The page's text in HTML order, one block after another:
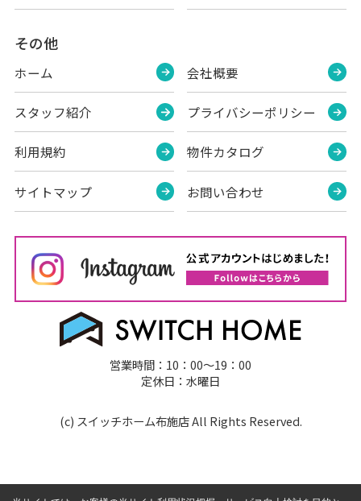
その他
ホーム
スタッフ紹介
利用規約
サイトマップ
会社概要
プライバシーポリシー
物件カタログ
お問い合わせ
営業時間：10：00～19：00
定休日：水曜日
(c) スイッチホーム布施店 All Rights Reserved.